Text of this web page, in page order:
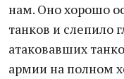
нам. Оно хорошо
танков и слепило
атаковавших
армии на полном